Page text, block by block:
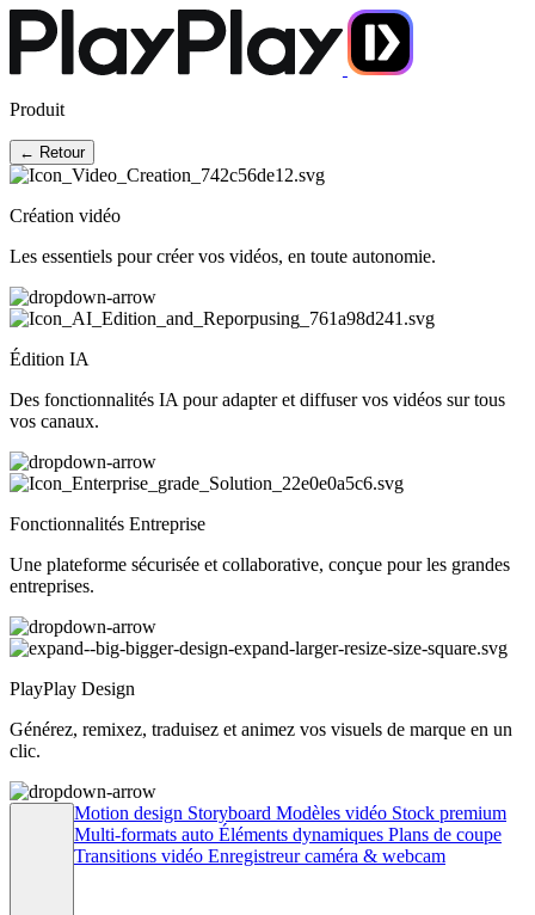
Produit
← Retour
Création vidéo
Les essentiels pour créer vos vidéos, en toute autonomie.
Édition IA
Des fonctionnalités IA pour adapter et diffuser vos vidéos sur tous
vos canaux.
Fonctionnalités Entreprise
Une plateforme sécurisée et collaborative, conçue pour les grandes
entreprises.
PlayPlay Design
Générez, remixez, traduisez et animez vos visuels de marque en un
clic.
Motion design Storyboard Modèles vidéo Stock premium
Multi-formats auto Éléments dynamiques Plans de coupe
Transitions vidéo Enregistreur caméra & webcam